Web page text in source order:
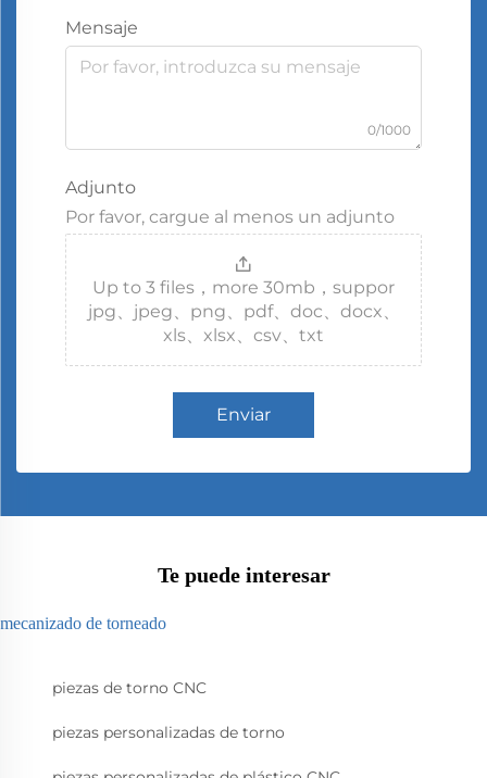
Mensaje
0/1000
Adjunto
Por favor, cargue al menos un adjunto
Up to 3 files，more 30mb，suppor
jpg、jpeg、png、pdf、doc、docx、
xls、xlsx、csv、txt
Enviar
Te puede interesar
mecanizado de torneado
piezas de torno CNC
piezas personalizadas de torno